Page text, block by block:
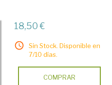
18,50 €
Sin Stock. Disponible en
7/10 días.
COMPRAR